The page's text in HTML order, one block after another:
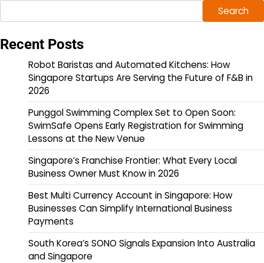
Search
Recent Posts
Robot Baristas and Automated Kitchens: How
Singapore Startups Are Serving the Future of F&B in
2026
Punggol Swimming Complex Set to Open Soon:
SwimSafe Opens Early Registration for Swimming
Lessons at the New Venue
Singapore’s Franchise Frontier: What Every Local
Business Owner Must Know in 2026
Best Multi Currency Account in Singapore: How
Businesses Can Simplify International Business
Payments
South Korea’s SONO Signals Expansion Into Australia
and Singapore